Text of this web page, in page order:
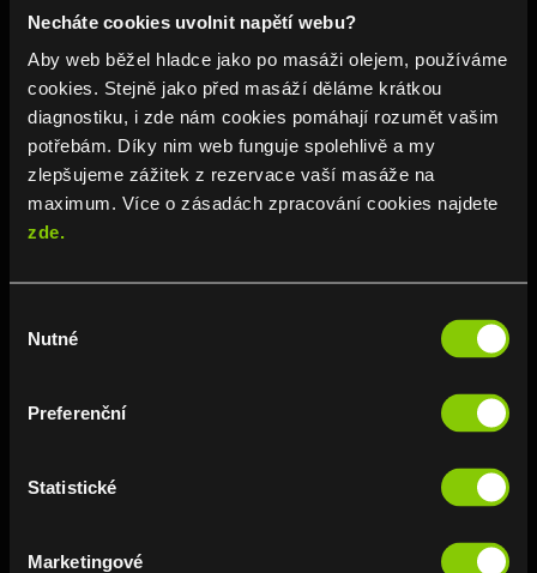
Necháte cookies uvolnit napětí webu?
Aby web běžel hladce jako po masáži olejem, používáme
cookies. Stejně jako před masáží děláme krátkou
diagnostiku, i zde nám cookies pomáhají rozumět vašim
potřebám. Díky nim web funguje spolehlivě a my
zlepšujeme zážitek z rezervace vaší masáže na
maximum. Více o zásadách zpracování cookies najdete
zde.
souhlasu
Nutné
Preferenční
Statistické
Marketingové
Rezervovat online:
REZERVOVAT MASÁŽ ›